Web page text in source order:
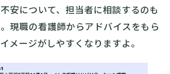
安について、担当者に相談するのも
現職の看護師からアドバイスをもら
メージがしやすくなりますよ。